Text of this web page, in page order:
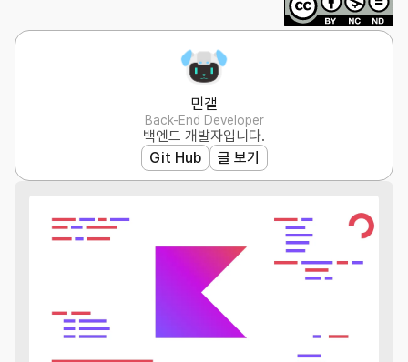
민갤
Back-End Developer
백엔드 개발자입니다.
Git Hub
글 보기